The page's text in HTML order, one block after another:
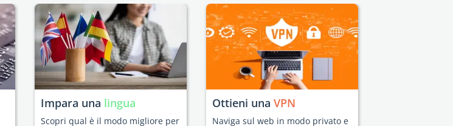
Impara una lingua
Scopri qual è il modo migliore per
Ottieni una VPN
Naviga sul web in modo privato e